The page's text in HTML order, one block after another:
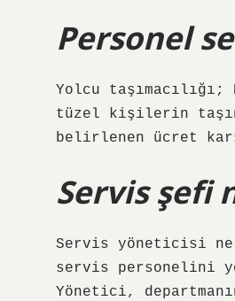
Personel
Yolcu
tüzel kişilerin
belirlenen ücret
Servis şefi
Servis yöneticisi
servis personelini
Yönetici,